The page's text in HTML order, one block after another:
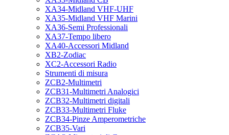
XA34-Midland VHF-UHF
XA35-Midland VHF Marini
XA36-Semi Professionali
XA37-Tempo libero
XA40-Accessori Midland
XB2-Zodiac
XC2-Accessori Radio
Strumenti di misura
ZCB2-Multimetri
ZCB31-Multimetri Analogici
ZCB32-Multimetri digitali
ZCB33-Multimetri Fluke
ZCB34-Pinze Amperometriche
ZCB35-Vari